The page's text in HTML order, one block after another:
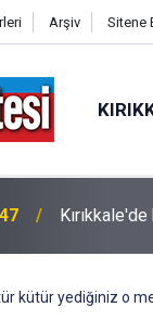
Arşiv Sitene
Sanatçı
kütür yediğiniz o